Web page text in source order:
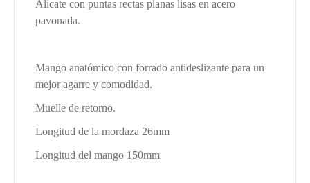
Alicate con puntas rectas planas lisas en acero
pavonada.
Mango anatómico con forrado antideslizante para un
mejor agarre y comodidad.
Muelle de retorno.
Longitud de la mordaza 26mm
Longitud del mango 150mm